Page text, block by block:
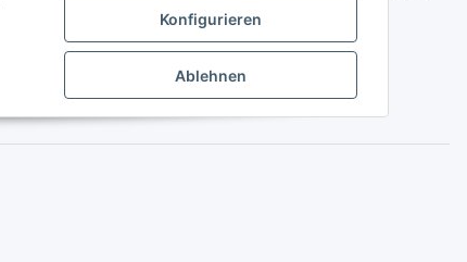
Konfigurieren
Ablehnen